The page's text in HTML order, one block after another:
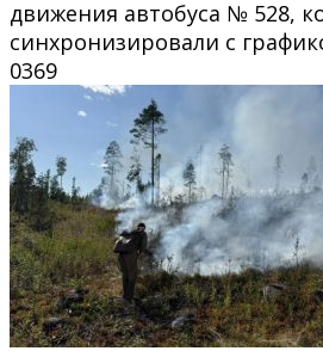
движения автобуса № 528,
синхронизировали с
0369